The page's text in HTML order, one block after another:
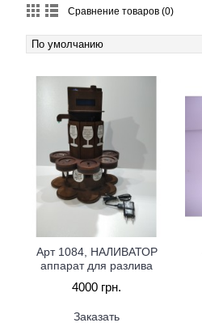
Сравнение товаров (0)
Арт 1084, НАЛИВАТОР
аппарат для разлива
4000 грн.
Заказать